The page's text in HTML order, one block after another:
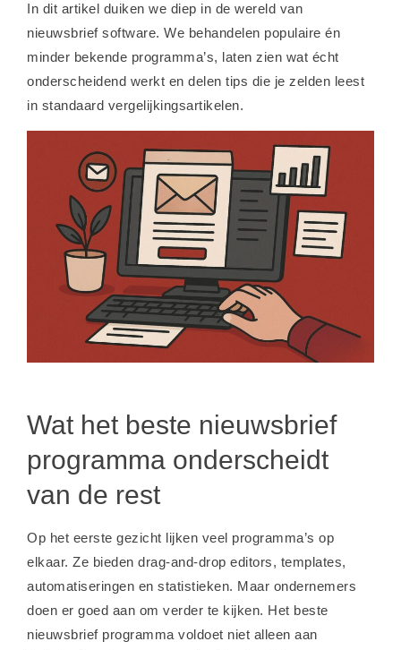
In dit artikel duiken we diep in de wereld van
nieuwsbrief software. We behandelen populaire én
minder bekende programma’s, laten zien wat écht
onderscheidend werkt en delen tips die je zelden leest
in standaard vergelijkingsartikelen.
Wat het beste nieuwsbrief
programma onderscheidt
van de rest
Op het eerste gezicht lijken veel programma’s op
elkaar. Ze bieden drag-and-drop editors, templates,
automatiseringen en statistieken. Maar ondernemers
doen er goed aan om verder te kijken. Het beste
nieuwsbrief programma voldoet niet alleen aan